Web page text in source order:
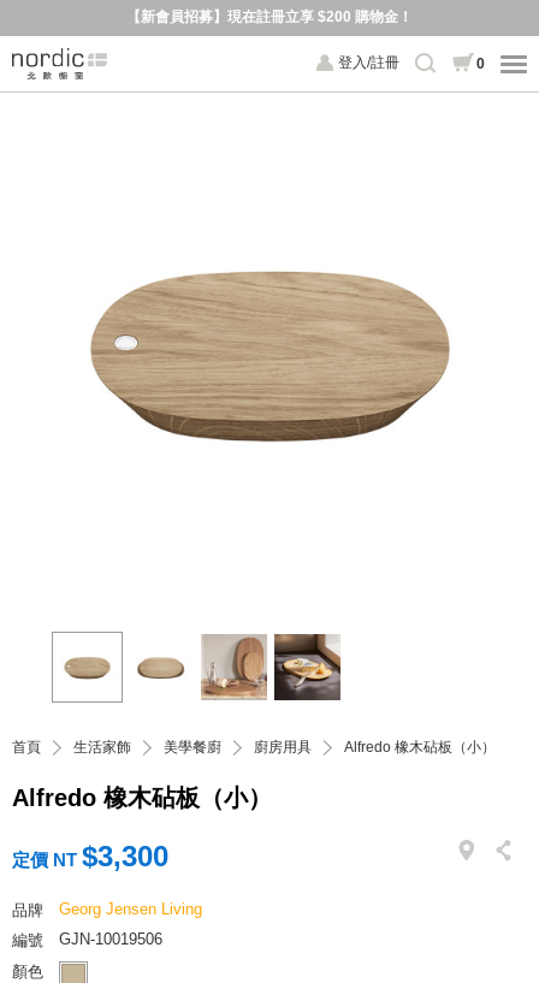
【新會員招募】現在註冊立享 $200 購物金！
登入/註冊 0
首頁 生活家飾 美學餐廚 廚房用具 Alfredo 橡木砧板（小）
Alfredo 橡木砧板（小）
定價 NT $3,300
品牌
Georg Jensen Living
編號
GJN-10019506
顏色